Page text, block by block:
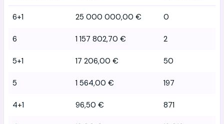
6+1 25 000 000,00 € 0
6 1 157 802,70 € 2
5+1 17 206,00 € 50
5 1 564,00 € 197
4+1 96,50 € 871